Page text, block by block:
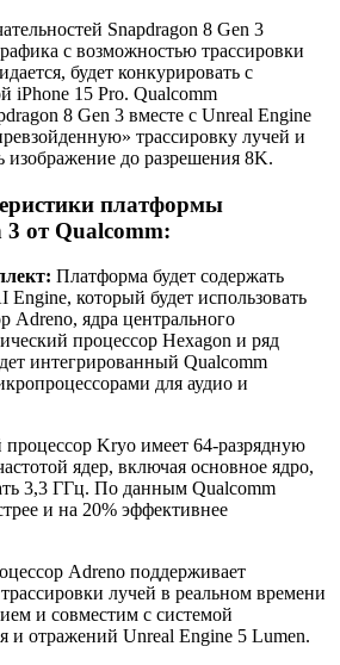
Snapdragon 8 Gen 3
с возможностью трассировки
будет конкурировать с
iPhone 15 Pro. Qualcomm
8 Gen 3 вместе с Unreal Engine
трассировку лучей и
изображение до разрешения 8K.
платформы
3 от Qualcomm:
Платформа будет содержать
Engine, который будет использовать
Adreno, ядра центрального
процессор Hexagon и ряд
интегрированный Qualcomm
для аудио и
Kryo имеет 64-разрядную
ядер, включая основное ядро,
3,3 ГГц. По данным Qualcomm
и на 20% эффективнее
Adreno поддерживает
лучей в реальном времени
и совместим с системой
и отражений Unreal Engine 5 Lumen.